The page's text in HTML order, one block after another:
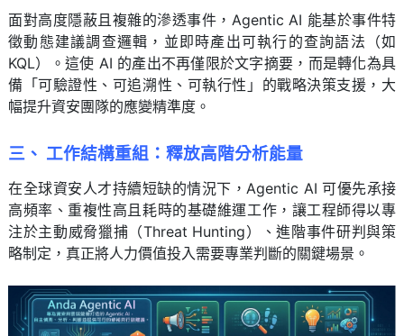
面對高度隱蔽且複雜的滲透事件，Agentic AI 能基於事件特
徵動態建議調查邏輯，並即時產出可執行的查詢語法（如
KQL）。這使 AI 的產出不再僅限於文字摘要，而是轉化為具
備「可驗證性、可追溯性、可執行性」的戰略決策支援，大
幅提升資安團隊的應變精準度。
三、 工作結構重組：釋放高階分析能量
在全球資安人才持續短缺的情況下，Agentic AI 可優先承接
高頻率、重複性高且耗時的基礎維運工作，讓工程師得以專
注於主動威脅獵捕（Threat Hunting）、進階事件研判與策
略制定，真正將人力價值投入需要專業判斷的關鍵場景。